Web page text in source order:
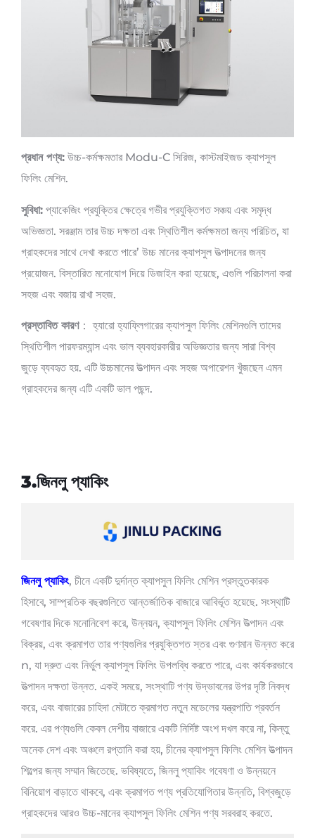
প্রধান পণ্য: উচ্চ-কর্মক্ষমতার Modu-C সিরিজ, কাস্টমাইজড ক্যাপসুল
ফিলিং মেশিন.
সুবিধা: প্যাকেজিং প্রযুক্তির ক্ষেত্রে গভীর প্রযুক্তিগত সঞ্চয় এবং সমৃদ্ধ
অভিজ্ঞতা. সরঞ্জাম তার উচ্চ দক্ষতা এবং স্থিতিশীল কর্মক্ষমতা জন্য পরিচিত, যা
গ্রাহকদের সাথে দেখা করতে পারে’ উচ্চ মানের ক্যাপসুল উত্পাদনের জন্য
প্রয়োজন. বিস্তারিত মনোযোগ দিয়ে ডিজাইন করা হয়েছে, এগুলি পরিচালনা করা
সহজ এবং বজায় রাখা সহজ.
প্রস্তাবিত কারণ： হ্যারো হ্যাফ্লিগারের ক্যাপসুল ফিলিং মেশিনগুলি তাদের
স্থিতিশীল পারফরম্যান্স এবং ভাল ব্যবহারকারীর অভিজ্ঞতার জন্য সারা বিশ্ব
জুড়ে ব্যবহৃত হয়. এটি উচ্চমানের উত্পাদন এবং সহজ অপারেশন খুঁজছেন এমন
গ্রাহকদের জন্য এটি একটি ভাল পছন্দ.
3.জিনলু প্যাকিং
জিনলু প্যাকিং, চীনে একটি দুর্দান্ত ক্যাপসুল ফিলিং মেশিন প্রস্তুতকারক
হিসাবে, সাম্প্রতিক বছরগুলিতে আন্তর্জাতিক বাজারে আবির্ভূত হয়েছে. সংস্থাটি
গবেষণার দিকে মনোনিবেশ করে, উন্নয়ন, ক্যাপসুল ফিলিং মেশিন উত্পাদন এবং
বিক্রয়, এবং ক্রমাগত তার পণ্যগুলির প্রযুক্তিগত স্তর এবং গুণমান উন্নত করে
n, যা দ্রুত এবং নির্ভুল ক্যাপসুল ফিলিং উপলব্ধি করতে পারে, এবং কার্যকরভাবে
উত্পাদন দক্ষতা উন্নত. একই সময়ে, সংস্থাটি পণ্য উদ্ভাবনের উপর দৃষ্টি নিবদ্ধ
করে, এবং বাজারের চাহিদা মেটাতে ক্রমাগত নতুন মডেলের যন্ত্রপাতি প্রবর্তন
করে. এর পণ্যগুলি কেবল দেশীয় বাজারে একটি নির্দিষ্ট অংশ দখল করে না, কিন্তু
অনেক দেশ এবং অঞ্চলে রপ্তানি করা হয়, চীনের ক্যাপসুল ফিলিং মেশিন উত্পাদন
শিল্পের জন্য সম্মান জিতেছে. ভবিষ্যতে, জিনলু প্যাকিং গবেষণা ও উন্নয়নে
বিনিয়োগ বাড়াতে থাকবে, এবং ক্রমাগত পণ্য প্রতিযোগিতার উন্নতি, বিশ্বজুড়ে
গ্রাহকদের আরও উচ্চ-মানের ক্যাপসুল ফিলিং মেশিন পণ্য সরবরাহ করতে.